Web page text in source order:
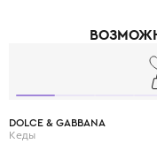
Бренд предлагает
дарите своему ребёнку
ведь качественная обувь -
двигательного аппарата.
DOLCE & GABBANA
Кеды